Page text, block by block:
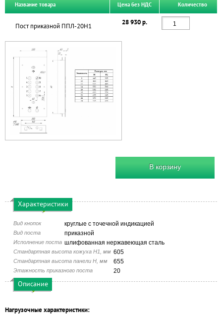
Название товара Цена без НДС Количество
Пост приказной ППЛ-20Н1 28 930 р.
В корзину
Характеристики
Вид кнопок круглые с точечной индикацией
Вид поста приказной
Исполнение поста шлифованная нержавеющая сталь
Стандартная высота кожуха H1, мм 605
Стандартная высота панели H, мм 655
Этажность приказного поста 20
Описание
Нагрузочные характеристики: